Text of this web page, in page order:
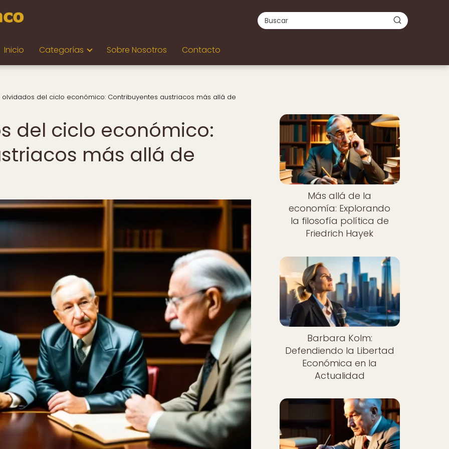
Inicio Categorías Sobre Nosotros Contacto
olvidados del ciclo económico: Contribuyentes austriacos más allá de
del ciclo económico:
más allá de
Más allá de la
economía: Explorando
la filosofía política de
Friedrich Hayek
Barbara Kolm:
Defendiendo la Libertad
Económica en la
Actualidad